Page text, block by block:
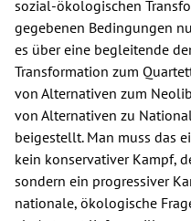
sozial-ökologischen
gegebenen Bedingungen
es über eine begleitende
Transformation zum
von Alternativen zum
von Alternativen zu
beigestellt. Man muss das
kein konservativer Kampf,
sondern ein progressiver
nationale, ökologische